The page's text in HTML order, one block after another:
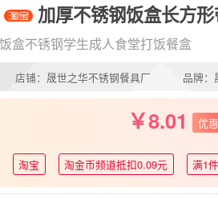
加厚不锈钢饭盒长方
饭盒不锈钢学生成人食堂打饭餐盒
店铺：晟世之华不锈钢餐具厂 品牌：
8.01 优
淘宝 淘金币频道抵扣0.09元 满1